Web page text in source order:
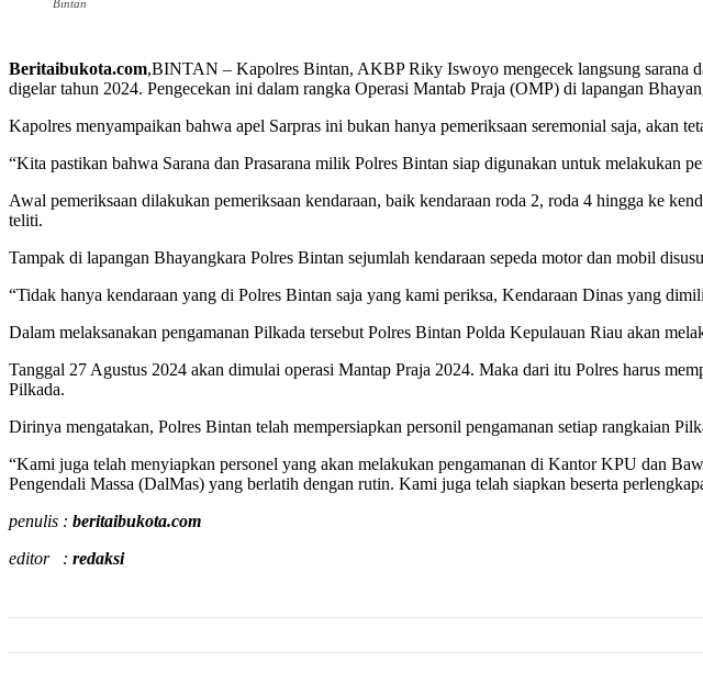
Bintan
Beritaibukota.com,BINTAN – Kapolres Bintan, AKBP Riky Iswoyo mengecek langsung sarana
digelar tahun 2024. Pengecekan ini dalam rangka Operasi Mantab Praja (OMP) di lapangan
Kapolres menyampaikan bahwa apel Sarpras ini bukan hanya pemeriksaan seremonial saja, akan
“Kita pastikan bahwa Sarana dan Prasarana milik Polres Bintan siap digunakan untuk melakukan
Awal pemeriksaan dilakukan pemeriksaan kendaraan, baik kendaraan roda 2, roda 4 hingga ke
teliti.
Tampak di lapangan Bhayangkara Polres Bintan sejumlah kendaraan sepeda motor dan mobil
“Tidak hanya kendaraan yang di Polres Bintan saja yang kami periksa, Kendaraan Dinas yang
Dalam melaksanakan pengamanan Pilkada tersebut Polres Bintan Polda Kepulauan Riau akan
Tanggal 27 Agustus 2024 akan dimulai operasi Mantap Praja 2024. Maka dari itu Polres harus
Pilkada.
Dirinya mengatakan, Polres Bintan telah mempersiapkan personil pengamanan setiap rangkaian
“Kami juga telah menyiapkan personel yang akan melakukan pengamanan di Kantor KPU dan
Pengendali Massa (DalMas) yang berlatih dengan rutin. Kami juga telah siapkan beserta
penulis : beritaibukota.com
editor : redaksi